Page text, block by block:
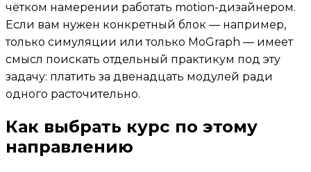
чётком намерении работать motion-дизайнером.
Если вам нужен конкретный блок — например,
только симуляции или только MoGraph — имеет
смысл поискать отдельный практикум под эту
задачу: платить за двенадцать модулей ради
одного расточительно.
Как выбрать курс по этому
направлению